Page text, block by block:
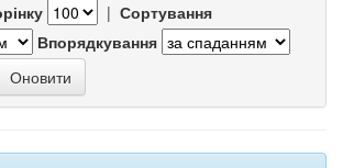
| Сортування
Впорядкування